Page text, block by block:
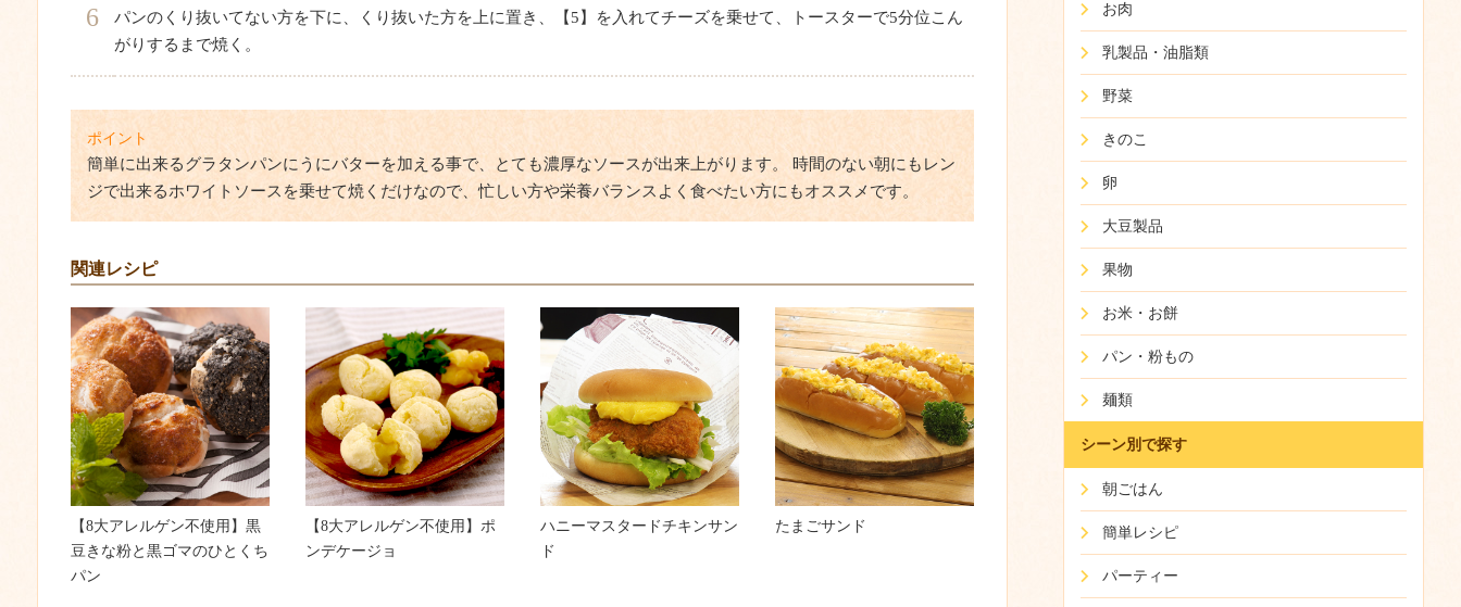
6
パンのくり抜いてない方を下に、くり抜いた方を上に置き、【5】を入れてチーズを乗せて、トースターで5分位こん
がりするまで焼く。
ポイント
簡単に出来るグラタンパンにうにバターを加える事で、とても濃厚なソースが出来上がります。 時間のない朝にもレン
ジで出来るホワイトソースを乗せて焼くだけなので、忙しい方や栄養バランスよく食べたい方にもオススメです。
関連レシピ
【8大アレルゲン不使用】黒
豆きな粉と黒ゴマのひとくち
パン
【8大アレルゲン不使用】ポ
ンデケージョ
ハニーマスタードチキンサン
ド
たまごサンド
お肉
乳製品・油脂類
野菜
きのこ
卵
大豆製品
果物
お米・お餅
パン・粉もの
麺類
シーン別で探す
朝ごはん
簡単レシピ
パーティー